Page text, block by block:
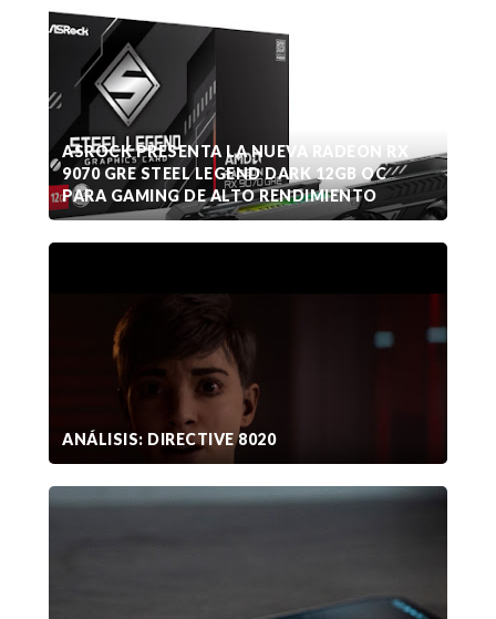
ASROCK PRESENTA LA NUEVA RADEON RX
9070 GRE STEEL LEGEND DARK 12GB OC
PARA GAMING DE ALTO RENDIMIENTO
ANÁLISIS: DIRECTIVE 8020